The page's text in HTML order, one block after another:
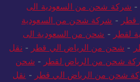
- شركة شحن من السعودية الى
قطر - شركة شحن من السعودية
لقطر - شحن من السعودية الى
- شحن من الرياض الي قطر - نقل
شحن من الرياض لقطر - شحن
شحن من الرياض الي قطر - نقل